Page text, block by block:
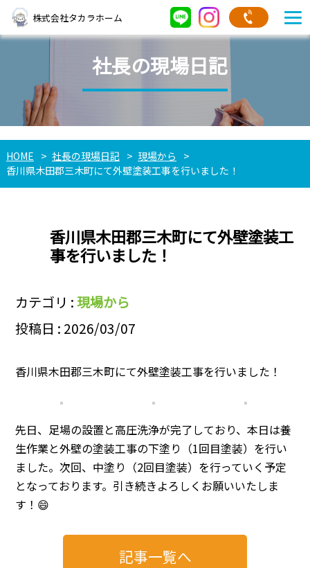
株式会社タカラホーム
社長の現場日記
HOME 社長の現場日記
現場から
香川県木田郡三木町にて外壁塗装工事を行いました！
香川県木田郡三木町にて外壁塗装工
事を行いました！
カテゴリ :現場から
投稿日 : 2026/03/07
香川県木田郡三木町にて外壁塗装工事を行いました！
先日、足場の設置と高圧洗浄が完了しており、本日は養
生作業と外壁の塗装工事の下塗り（1回目塗装）を行い
ました。次回、中塗り（2回目塗装）を行っていく予定
となっております。引き続きよろしくお願いいたしま
す！😄
記事一覧へ